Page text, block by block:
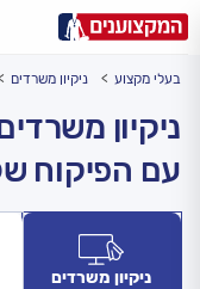
עירעיר: תל אביב, חיפה…
בעלי מקצוע ניקיון משרדים
ניקיון
עם הפיקוח
ניקיון משרדים